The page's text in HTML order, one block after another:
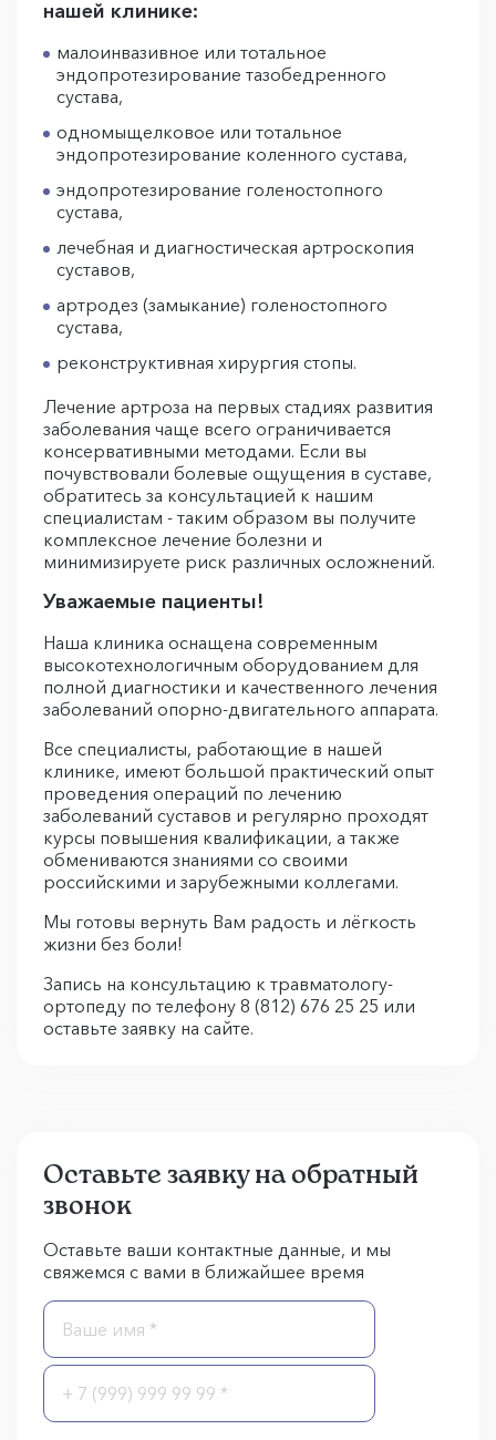
нашей клинике:
малоинвазивное или тотальное
эндопротезирование тазобедренного
сустава,
одномыщелковое или тотальное
эндопротезирование коленного сустава,
эндопротезирование голеностопного
сустава,
лечебная и диагностическая артроскопия
суставов,
артродез (замыкание) голеностопного
сустава,
реконструктивная хирургия стопы.
Лечение артроза на первых стадиях развития
заболевания чаще всего ограничивается
консервативными методами. Если вы
почувствовали болевые ощущения в суставе,
обратитесь за консультацией к нашим
специалистам - таким образом вы получите
комплексное лечение болезни и
минимизируете риск различных осложнений.
Уважаемые пациенты!
Наша клиника оснащена современным
высокотехнологичным оборудованием для
полной диагностики и качественного лечения
заболеваний опорно-двигательного аппарата.
Все специалисты, работающие в нашей
клинике, имеют большой практический опыт
проведения операций по лечению
заболеваний суставов и регулярно проходят
курсы повышения квалификации, а также
обмениваются знаниями со своими
российскими и зарубежными коллегами.
Мы готовы вернуть Вам радость и лёгкость
жизни без боли!
Запись на консультацию к травматологу-
ортопеду по телефону 8 (812) 676 25 25 или
оставьте заявку на сайте.
Оставьте заявку на обратный
звонок
Оставьте ваши контактные данные, и мы
свяжемся с вами в ближайшее время